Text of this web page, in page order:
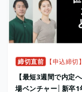
締切直前 【申込締
【最短3週間で内定
場ベンチャー│新卒1